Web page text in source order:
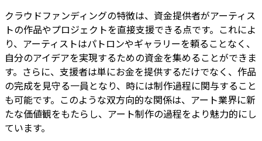
クラウドファンディングの特徴は、資金提供者がアーティス
トの作品やプロジェクトを直接支援できる点です。これによ
り、アーティストはパトロンやギャラリーを頼ることなく、
自分のアイデアを実現するための資金を集めることができま
す。さらに、支援者は単にお金を提供するだけでなく、作品
の完成を見守る一員となり、時には制作過程に関与すること
も可能です。このような双方向的な関係は、アート業界に新
たな価値観をもたらし、アート制作の過程をより魅力的にし
ています。